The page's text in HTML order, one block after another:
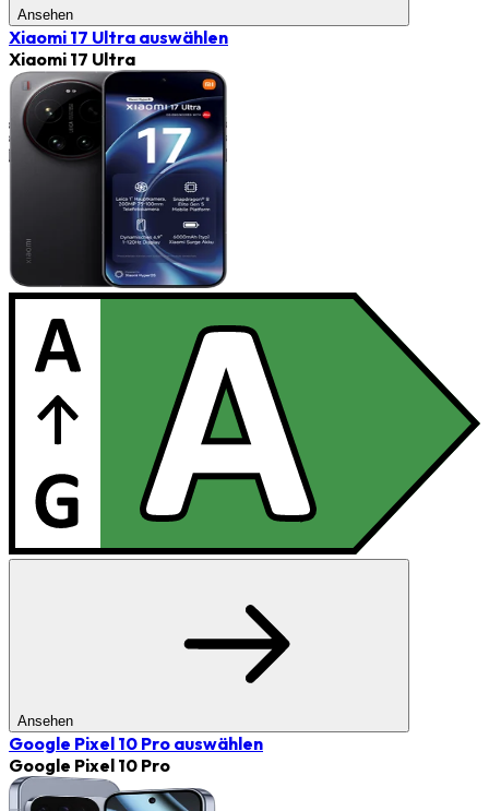
Ansehen
Xiaomi 17 Ultra auswählen
Xiaomi 17 Ultra
Ansehen
Google Pixel 10 Pro auswählen
Google Pixel 10 Pro